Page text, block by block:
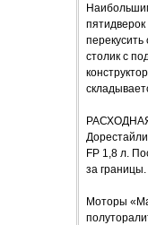
столик с
FP 1,8 л.
за
Моторы